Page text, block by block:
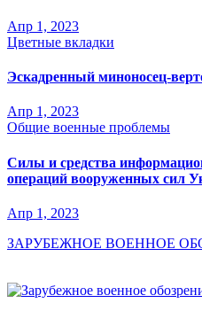
Апр 1, 2023
Цветные вкладки
Эскадренный миноносец-
Апр 1, 2023
Общие военные проблемы
Силы и средства
операций вооруженных сил
Апр 1, 2023
ЗАРУБЕЖНОЕ ВОЕННОЕ